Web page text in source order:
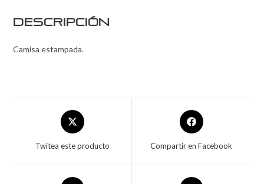
Descripción
Camisa estampada.
Twitea este producto Compartir en Facebook